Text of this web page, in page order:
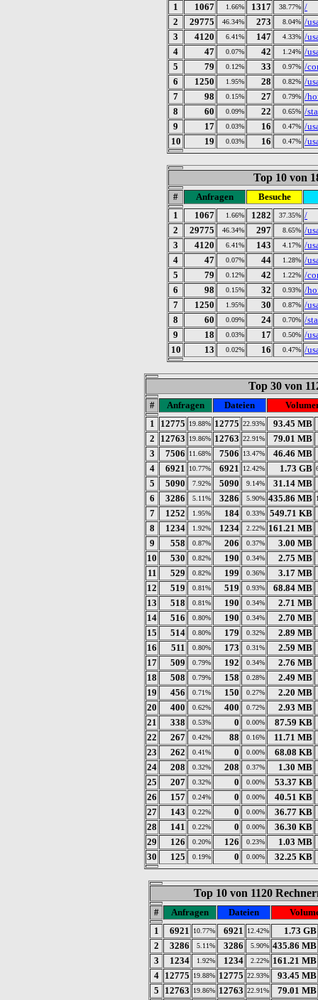
1
1067 1.66% 1317 38.77% /
2
29775 46.34% 273 8.04% /
3
4120 6.41% 147 4.33% /
4
47 0.07% 42 1.24% /
5
79 0.12% 33 0.97% /
6
1250 1.95% 28 0.82% /
7
98 0.15% 27 0.79% /
8
60 0.09% 22 0.65% /
9
17 0.03% 16 0.47% /
10
19 0.03% 16 0.47% /
Top 10 von
# Anfragen
Besuche
1
1067 1.66% 1282 37.35% /
2
29775 46.34% 297 8.65% /
3
4120 6.41% 143 4.17% /
4
47 0.07% 44 1.28% /
5
79 0.12% 42 1.22% /
6
98 0.15% 32 0.93% /
7
1250 1.95% 30 0.87% /
8
60 0.09% 24 0.70% /
9
18 0.03% 17 0.50% /
10
13 0.02% 16 0.47% /
Top 30 von
# Anfragen Dateien
1
12775 19.88% 12775 22.93%
93.45 MB
2
12763 19.86% 12763 22.91%
79.01 MB
3
7506 11.68% 7506 13.47%
46.46 MB
4
6921 10.77% 6921 12.42% 1.73 GB
5 5090 7.92% 5090 9.14%
31.14 MB
6
3286 5.11% 3286 5.90% 435.86 MB
7 1252 1.95% 184 0.33%
549.71 KB
8
1234 1.92% 1234 2.22% 161.21 MB
9
558 0.87% 206 0.37%
3.00 MB
10
530 0.82% 190 0.34%
2.75 MB
11
529 0.82% 199 0.36%
3.17 MB
12
519 0.81% 519 0.93%
68.84 MB
13
518 0.81% 190 0.34%
2.71 MB
14
516 0.80% 190 0.34%
2.70 MB
15
514 0.80% 179 0.32%
2.89 MB
16
511 0.80% 173 0.31%
2.59 MB
17
509 0.79% 192 0.34%
2.76 MB
18
508 0.79% 158 0.28%
2.49 MB
19
456 0.71% 150 0.27%
2.20 MB
20
400 0.62% 400 0.72%
2.93 MB
21
338 0.53% 0 0.00%
87.59 KB
22
267 0.42% 88 0.16%
11.71 MB
23
262 0.41% 0 0.00%
68.08 KB
24
208 0.32% 208 0.37%
1.30 MB
25
207 0.32% 0 0.00%
53.37 KB
26
157 0.24% 0 0.00%
40.51 KB
27
143 0.22% 0 0.00%
36.77 KB
28
141 0.22% 0 0.00%
36.30 KB
29
126 0.20% 126 0.23%
1.03 MB
30
125 0.19% 0 0.00% 32.25 KB
Top 10 von 1120
# Anfragen Dateien
1
6921 10.77% 6921 12.42%
1.73 GB
2
3286 5.11% 3286 5.90% 435.86 MB
3
1234 1.92% 1234 2.22% 161.21 MB
4
12775 19.88% 12775 22.93%
93.45 MB
5
12763 19.86% 12763 22.91%
79.01 MB